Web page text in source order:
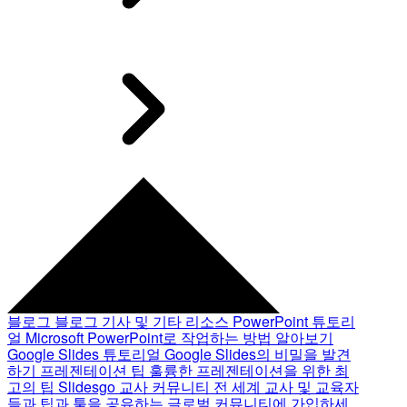
블로그 블로그 기사 및 기타 리소스 PowerPoint 튜토리
얼 Microsoft PowerPoint로 작업하는 방법 알아보기
Google Slides 튜토리얼 Google Slides의 비밀을 발견
하기 프레젠테이션 팁 훌륭한 프레젠테이션을 위한 최
고의 팁 Slidesgo 교사 커뮤니티 전 세계 교사 및 교육자